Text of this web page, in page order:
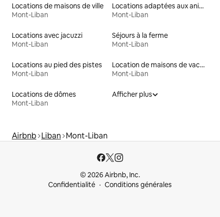
Locations de maisons de ville
Mont-Liban
Locations adaptées aux animaux
Mont-Liban
Locations avec jacuzzi
Mont-Liban
Séjours à la ferme
Mont-Liban
Locations au pied des pistes
Mont-Liban
Location de maisons de vacances
Mont-Liban
Locations de dômes
Mont-Liban
Afficher plus
Airbnb Liban Mont-Liban
© 2026 Airbnb, Inc.
Confidentialité
Conditions générales